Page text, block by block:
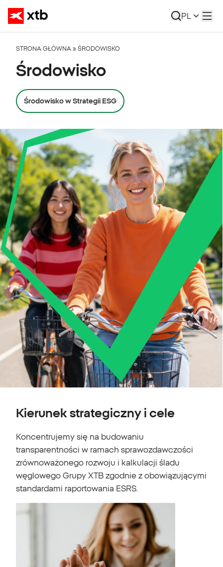
PL
STRONA GŁÓWNA » ŚRODOWISKO
Środowisko
Środowisko w Strategii ESG
Kierunek strategiczny i cele
Koncentrujemy się na budowaniu
transparentności w ramach sprawozdawczości
zrównoważonego rozwoju i kalkulacji śladu
węglowego Grupy XTB zgodnie z obowiązującymi
standardami raportowania ESRS.